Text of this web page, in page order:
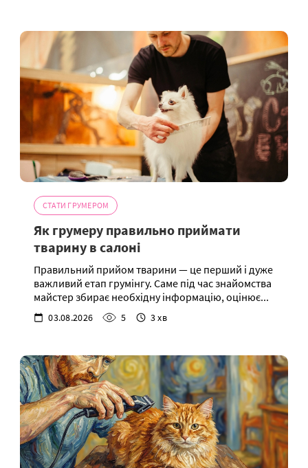
СТАТИ ГРУМЕРОМ
Як грумеру правильно приймати
тварину в салоні
Правильний прийом тварини — це перший і дуже
важливий етап грумінгу. Саме під час знайомства
майстер збирає необхідну інформацію, оцінює...
03.08.2026 5 3 хв